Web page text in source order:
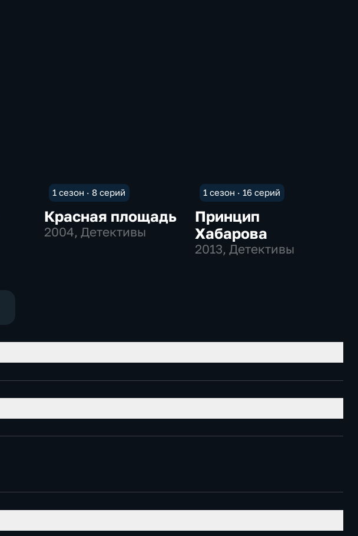
1 сезон · 8 серий
Красная площадь
2004, Детективы
1 сезон · 16 серий
Принцип
Хабарова
2013, Детективы